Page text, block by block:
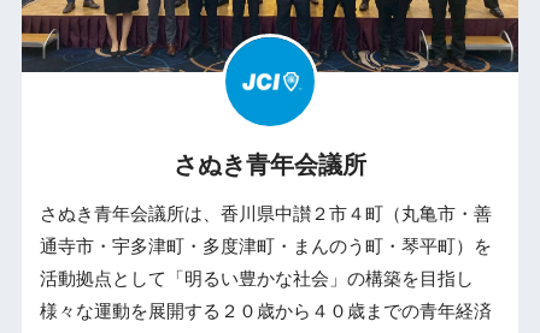
さぬき青年会議所
さぬき青年会議所は、香川県中讃２市４町（丸亀市・善
通寺市・宇多津町・多度津町・まんのう町・琴平町）を
活動拠点として「明るい豊かな社会」の構築を目指し
様々な運動を展開する２０歳から４０歳までの青年経済